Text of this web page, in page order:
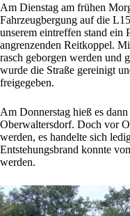
Am Dienstag am frühen
Fahrzeugbergung auf die
unserem eintreffen stand
angrenzenden Reitkoppel.
rasch geborgen werden und
wurde die Straße gereinigt
freigegeben.
Am Donnerstag hieß es
Oberwaltersdorf. Doch vor
werden, es handelte sich
Entstehungsbrand konnte
werden.